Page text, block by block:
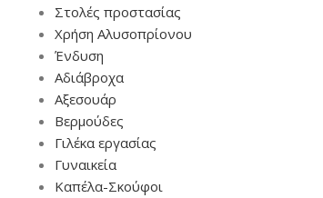
Στολές προστασίας
Χρήση Αλυσοπρίονου
Ένδυση
Αδιάβροχα
Αξεσουάρ
Βερμούδες
Γιλέκα εργασίας
Γυναικεία
Καπέλα-Σκούφοι